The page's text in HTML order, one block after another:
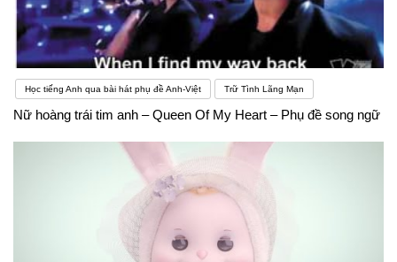
Học tiếng Anh qua bài hát phụ đề Anh-Việt Trữ Tình Lãng Mạn
Nữ hoàng trái tim anh – Queen Of My Heart – Phụ đề song ngữ